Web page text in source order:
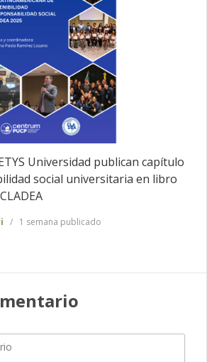
Universidad publican capítulo
social universitaria en libro
1 semana publicado